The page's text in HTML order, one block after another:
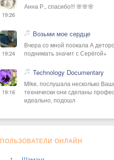
19:26
Анна Р., спасибо!!! 🌸🌸🌸
19:24
Возьми мое сердце
Вчера со мной поокала А
поднимать значит с Серёгой+
19:16
Technology Documentary
Mike, послушала несколько
технически они сделаны
идеально, подошл
ПОЛЬЗОВАТЕЛИ ОНЛАЙН